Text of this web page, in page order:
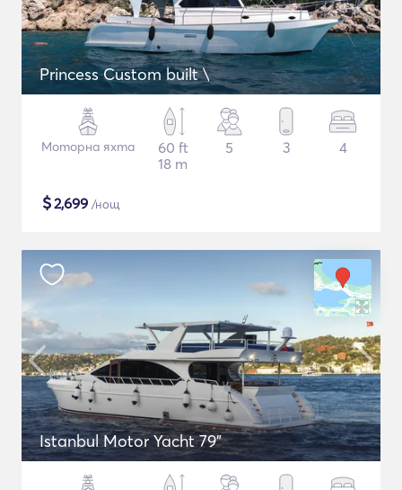
Princess Custom built \
Моторна яхта
60 ft
18 m
5 3 4
$2,699 /нощ
Istanbul Motor Yacht 79"